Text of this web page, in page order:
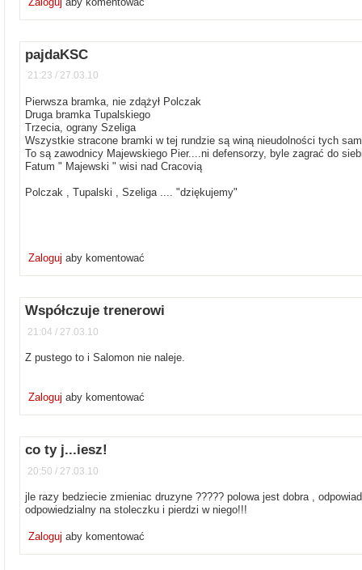
pajdaKSC
21:23 / 27.03.10
Pierwsza bramka, nie zdążył Polczak
Druga bramka Tupalskiego
Trzecia, ograny Szeliga
Wszystkie stracone bramki w tej rundzie są winą nieudolności tych
To są zawodnicy Majewskiego Pier....ni defensorzy, byle zagrać do
Fatum " Majewski " wisi nad Cracovią
Polczak , Tupalski , Szeliga .... "dziękujemy"
Zalogujaby komentować
Współczuje trenerowi
21:04 / 27.03.10
Z pustego to i Salomon nie naleje.
Zalogujaby komentować
co ty j...iesz!
20:50 / 27.03.10
jle razy bedziecie zmieniac druzyne ????? polowa jest dobra ,
odpowiedzialny na stoleczku i pierdzi w niego!!!
Zalogujaby komentować